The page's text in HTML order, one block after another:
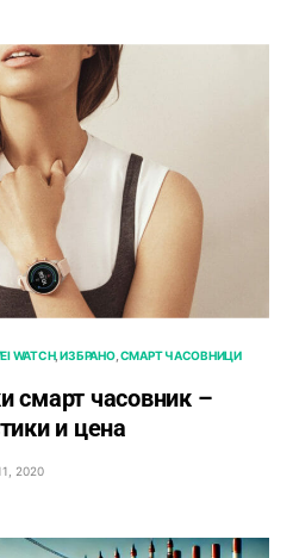
WATCH ИЗБРАНО СМАРТ ЧАСОВНИЦИ
смарт часовник –
и цена
2020